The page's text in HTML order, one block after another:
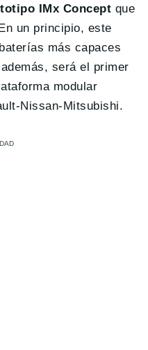
IMx Concept que
un principio, este
más capaces
será el primer
modular
Nissan-Mitsubishi.